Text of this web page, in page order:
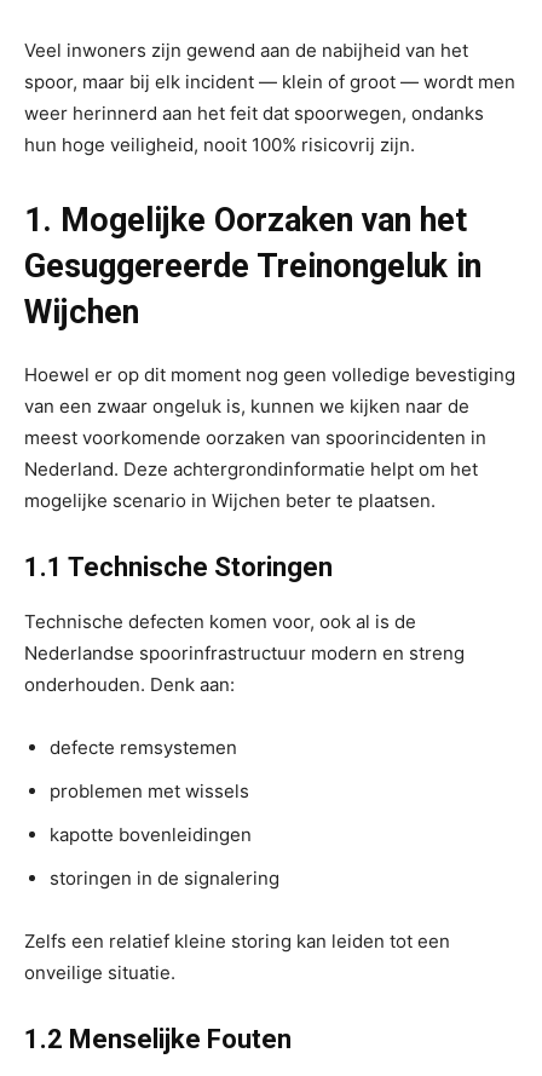
Veel inwoners zijn gewend aan de nabijheid van het
spoor, maar bij elk incident — klein of groot — wordt men
weer herinnerd aan het feit dat spoorwegen, ondanks
hun hoge veiligheid, nooit 100% risicovrij zijn.
1. Mogelijke Oorzaken van het
Gesuggereerde Treinongeluk in
Wijchen
Hoewel er op dit moment nog geen volledige bevestiging
van een zwaar ongeluk is, kunnen we kijken naar de
meest voorkomende oorzaken van spoorincidenten in
Nederland. Deze achtergrondinformatie helpt om het
mogelijke scenario in Wijchen beter te plaatsen.
1.1 Technische Storingen
Technische defecten komen voor, ook al is de
Nederlandse spoorinfrastructuur modern en streng
onderhouden. Denk aan:
defecte remsystemen
problemen met wissels
kapotte bovenleidingen
storingen in de signalering
Zelfs een relatief kleine storing kan leiden tot een
onveilige situatie.
1.2 Menselijke Fouten